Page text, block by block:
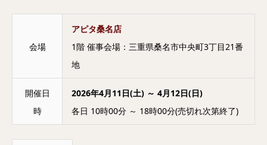
会場
アピタ桑名店
1階 催事会場：三重県桑名市中央町3丁目21番
地
開催日
時
2026年4月11日(土) ～ 4月12日(日)
各日 10時00分 ～ 18時00分(売切れ次第終了)